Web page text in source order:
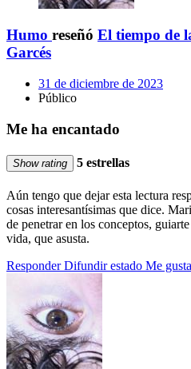
Humo reseñó El tiempo de
Garcés
31 de diciembre de 2023
Público
Me ha encantado
Show rating 5 estrellas
Aún tengo que dejar esta lectura
cosas interesantísimas que dice.
de penetrar en los conceptos,
vida, que asusta.
Responder Difundir estado Me